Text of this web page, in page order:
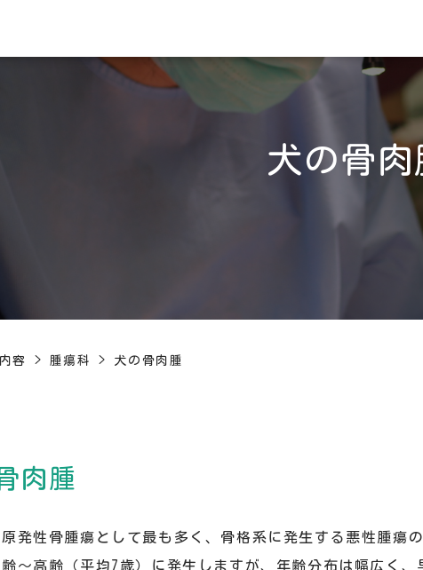
犬の骨肉
容 > 腫瘍科 > 犬の骨肉腫
肉腫
発性骨腫瘍として最も多く、骨格系に発生する悪性腫瘍
～高齢（平均7歳）に発生しますが、年齢分布は幅広く